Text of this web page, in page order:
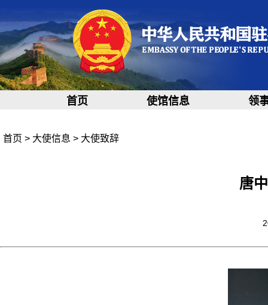
首页 使馆信息 领
首页 > 大使信息 > 大使致辞
唐